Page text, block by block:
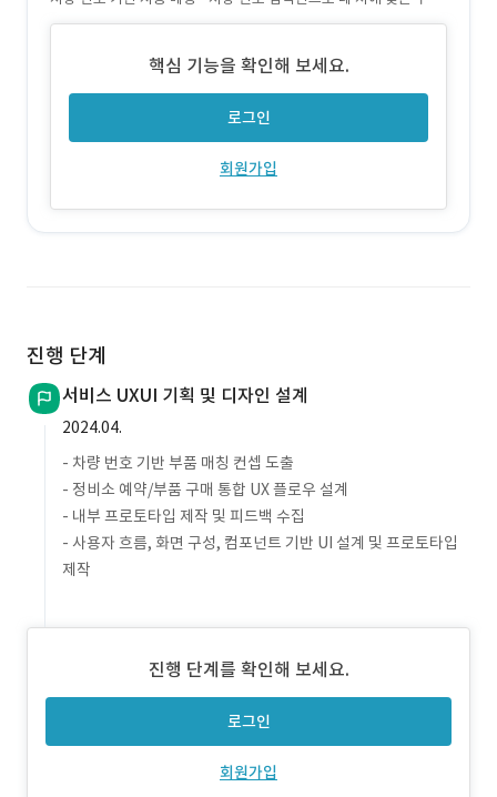
자동 추천 및 원스톱 구매까지
핵심 기능을 확인해 보세요.
로그인
회원가입
진행 단계
서비스 UXUI 기획 및 디자인 설계
2024.04.
- 차량 번호 기반 부품 매칭 컨셉 도출
- 정비소 예약/부품 구매 통합 UX 플로우 설계
- 내부 프로토타입 제작 및 피드백 수집
- 사용자 흐름, 화면 구성, 컴포넌트 기반 UI 설계 및 프로토타입
제작
진행 단계를 확인해 보세요.
로그인
회원가입